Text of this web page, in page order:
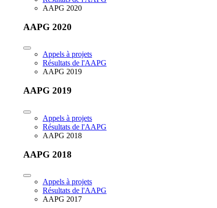
AAPG 2020
AAPG 2020
Appels à projets
Résultats de l'AAPG
AAPG 2019
AAPG 2019
Appels à projets
Résultats de l'AAPG
AAPG 2018
AAPG 2018
Appels à projets
Résultats de l'AAPG
AAPG 2017